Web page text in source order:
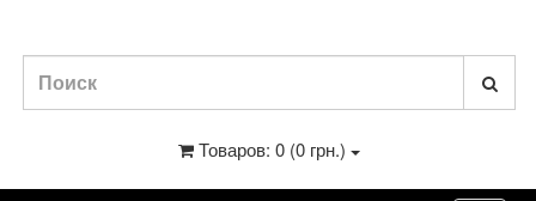
Товаров: 0 (0 грн.)